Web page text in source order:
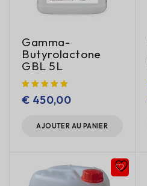
Gamma-
Butyrolactone
GBL 5L
€ 450,00
AJOUTER AU PANIER